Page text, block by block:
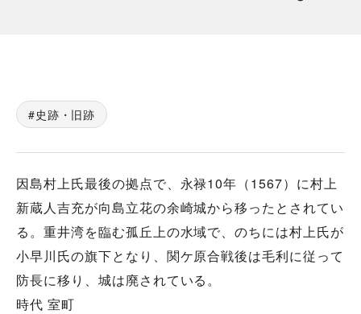
史跡・旧跡
因島村上氏最後の拠点で、永禄10年（1567）に村上
新蔵人吉充が向島立花の余崎城から移ったとされてい
る。重井湾を臨む孤丘上の水域で、のちには村上氏が
小早川氏の旗下となり、関ケ原合戦後は毛利に従って
防長に移り、城は廃されている。
時代 室町